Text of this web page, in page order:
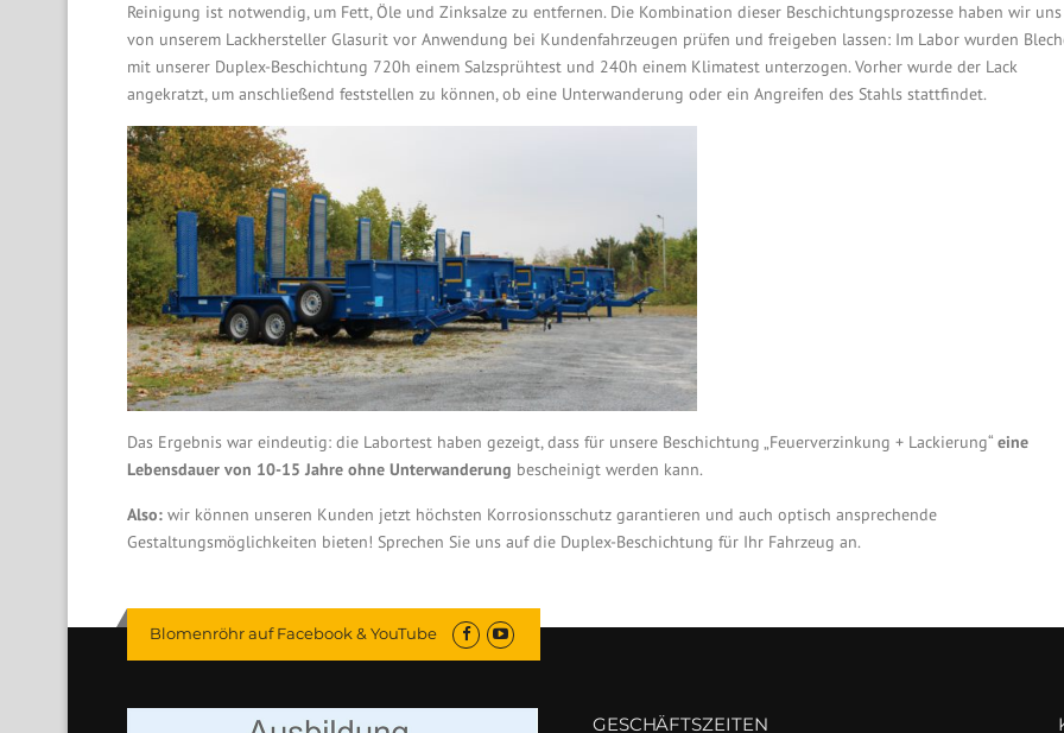
Reinigung ist notwendig, um Fett, Öle und Zinksalze zu entfernen. Die Kombination dieser Beschichtungsprozesse haben wir uns
von unserem Lackhersteller Glasurit vor Anwendung bei Kundenfahrzeugen prüfen und freigeben lassen: Im Labor wurden
mit unserer Duplex-Beschichtung 720h einem Salzsprühtest und 240h einem Klimatest unterzogen. Vorher wurde der Lack
angekratzt, um anschließend feststellen zu können, ob eine Unterwanderung oder ein Angreifen des Stahls stattfindet.
Das Ergebnis war eindeutig: die Labortest haben gezeigt, dass für unsere Beschichtung „Feuerverzinkung + Lackierung“ eine
Lebensdauer von 10-15 Jahre ohne Unterwanderung bescheinigt werden kann.
Also: wir können unseren Kunden jetzt höchsten Korrosionsschutz garantieren und auch optisch ansprechende
Gestaltungsmöglichkeiten bieten! Sprechen Sie uns auf die Duplex-Beschichtung für Ihr Fahrzeug an.
Blomenröhr auf Facebook & YouTube
GESCHÄFTSZEITEN